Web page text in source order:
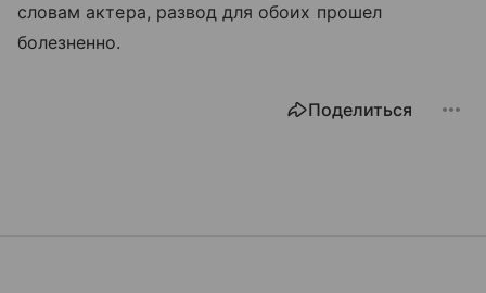
словам актера, развод для обоих прошел
болезненно.
Поделиться